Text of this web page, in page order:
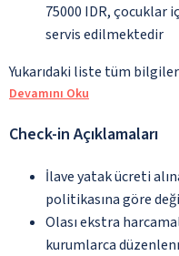
75000 IDR, çocuklar
servis edilmektedir
Yukarıdaki liste tüm
Devamını Oku
Check-in Açıklamaları
İlave yatak ücreti
politikasına göre
Olası ekstra
kurumlarca